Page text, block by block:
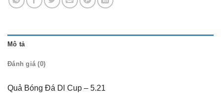
Mô tả
Đánh giá (0)
Quả Bóng Đá Dl Cup – 5.21